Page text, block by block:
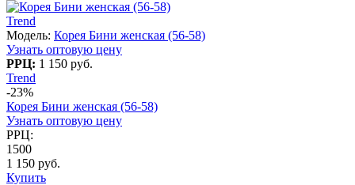
Trend
Модель: Корея Бини женская (56-58)
Узнать оптовую цену
РРЦ: 1 150 руб.
Trend
-23%
Корея Бини женская (56-58)
Узнать оптовую цену
РРЦ:
1500
1 150 руб.
Купить